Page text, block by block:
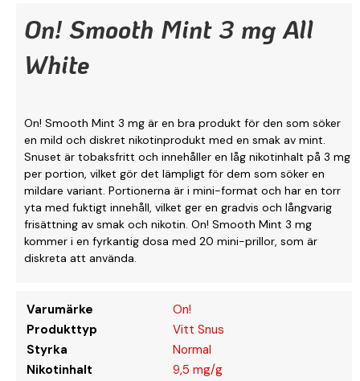
On! Smooth Mint 3 mg All
White
On! Smooth Mint 3 mg är en bra produkt för den som söker
en mild och diskret nikotinprodukt med en smak av mint.
Snuset är tobaksfritt och innehåller en låg nikotinhalt på 3 mg
per portion, vilket gör det lämpligt för dem som söker en
mildare variant. Portionerna är i mini-format och har en torr
yta med fuktigt innehåll, vilket ger en gradvis och långvarig
frisättning av smak och nikotin. On! Smooth Mint 3 mg
kommer i en fyrkantig dosa med 20 mini-prillor, som är
diskreta att använda.
Varumärke
On!
Produkttyp
Vitt Snus
Styrka
Normal
Nikotinhalt
9,5 mg/g